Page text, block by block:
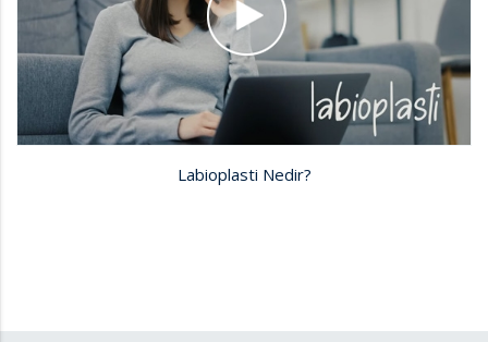
Labioplasti Nedir?